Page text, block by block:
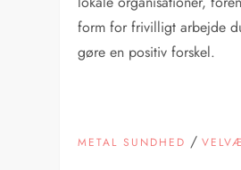
form for frivilligt arbejde
gøre en positiv forskel.
METAL SUNDHED /